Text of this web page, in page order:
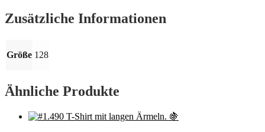
von
H&M
Zusätzliche Informationen
Größe 128
Ähnliche Produkte